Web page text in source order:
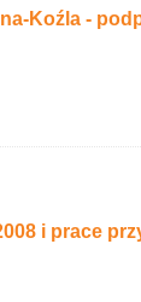
Koźla -
i prace